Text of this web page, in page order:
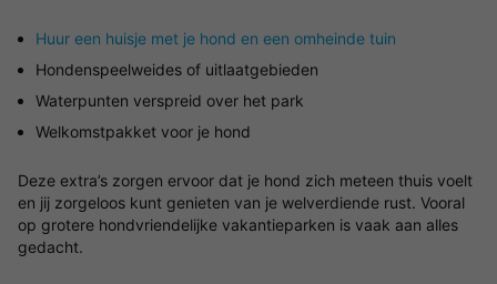
Huur een huisje met je hond en een omheinde tuin
Hondenspeelweides of uitlaatgebieden
Waterpunten verspreid over het park
Welkomstpakket voor je hond
Deze extra’s zorgen ervoor dat je hond zich meteen thuis voelt
en jij zorgeloos kunt genieten van je welverdiende rust. Vooral
op grotere hondvriendelijke vakantieparken is vaak aan alles
gedacht.